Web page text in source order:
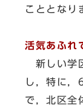
こととなり
活気あふれ
新しい学
し，特に
で，北区全